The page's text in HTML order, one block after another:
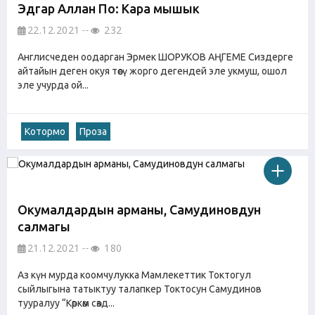
Эдгар Аллан По: Кара мышык
22.12.2021 232
Англисчеден оодарган Эрмек ШОРУКОВ АҢГЕМЕ Сиздерге
айтайын деген окуя төөсү жорго дегендей эле укмуш, ошол
эле учурда ой...
Котормо Проза
Окумалдардын арманы, Самудиновдун
салмагы
21.12.2021 180
Аз күн мурда коомчулукка Мамлекеттик Токтогул
сыйлыгына татыктуу талапкер Токтосун Самудинов
тууралуу “Көркөм сөзд...